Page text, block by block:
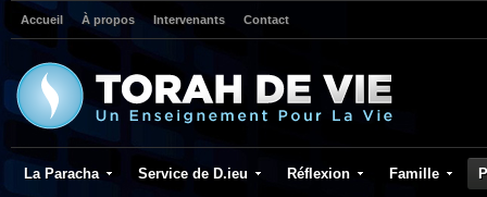
Accueil À propos Intervenants Contact
La Paracha Service de D.ieu Réflexion Famille